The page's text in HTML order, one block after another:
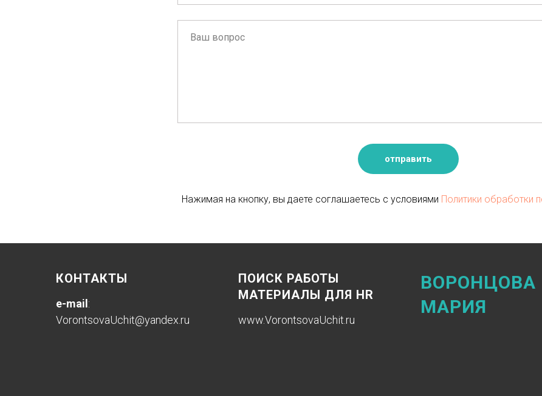
отправить
Нажимая на кнопку, вы даете соглашаетесь с условиями Политики обработки
КОНТАКТЫ
e-mail :
VorontsovaUchit@yandex.ru
ПОИСК РАБОТЫ
МАТЕРИАЛЫ ДЛЯ HR
www.VorontsovaUchit .ru
ВОРОНЦОВА
МАРИЯ